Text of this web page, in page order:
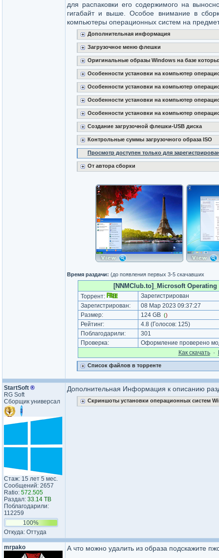
для распаковки его содержимого на
гигабайт и выше. Особое внимание в
компьютеры операционных систем на
Дополнительная информация
Загрузочное меню флешки
Оригинальные образы Windows на базе
Особенности установки на компьютер
Особенности установки на компьютер
Особенности установки на компьютер
Особенности установки на компьютер
Создание загрузочной флешки-USB диска
Контрольные суммы загрузочного образа ISO
Просмотр доступен только для
От автора сборки
Время раздачи: (до появления первых 3-5 скачавших
[NNMClub.to]_Microsoft
Торрент:
Зарегистрирован
Зарегистрирован:
08 Мар 2023 09:37:27
Размер:
124 GB ()
Рейтинг: 4.8 (Голосов: 125)
Поблагодарили:
301
Проверка:
Оформление проверено
Как cкачать·
Список файлов в торренте
StartSoft ®
RG Soft
Сборщик универсал
Стаж: 15 лет 5 мес.
Сообщений: 2657
Ratio: 572.505
Раздал: 33.14 TB
Поблагодарили:
112259
100%
Откуда: Оттуда
Дополнительная Информация к описанию
Скриншоты установки операционных систем
mrpako А что можно удалить из образа подскажите